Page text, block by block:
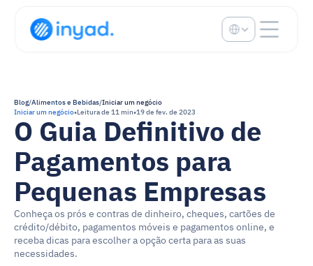
Blog/Alimentos e Bebidas/Iniciar um negócio
Iniciar um negócio•Leitura de 11 min•19 de fev. de 2023
O Guia Definitivo de
Pagamentos para
Pequenas Empresas
Conheça os prós e contras de dinheiro, cheques, cartões de
crédito/débito, pagamentos móveis e pagamentos online, e
receba dicas para escolher a opção certa para as suas
necessidades.
Select Language